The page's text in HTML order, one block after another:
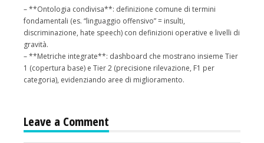
– **Ontologia condivisa**: definizione comune di termini
fondamentali (es. “linguaggio offensivo” = insulti,
discriminazione, hate speech) con definizioni operative e livelli di
gravità.
– **Metriche integrate**: dashboard che mostrano insieme Tier
1 (copertura base) e Tier 2 (precisione rilevazione, F1 per
categoria), evidenziando aree di miglioramento.
Leave a Comment